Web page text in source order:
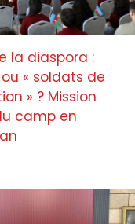
la diaspora :
« soldats de
» ? Mission
camp en